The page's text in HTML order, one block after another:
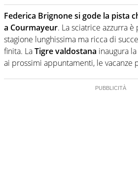
Federica Brignone si gode la pista
a Courmayeur. La sciatrice azzurra
stagione lunghissima ma ricca di
finita. LaTigre valdostana inaugura
ai prossimi appuntamenti, le vacanze